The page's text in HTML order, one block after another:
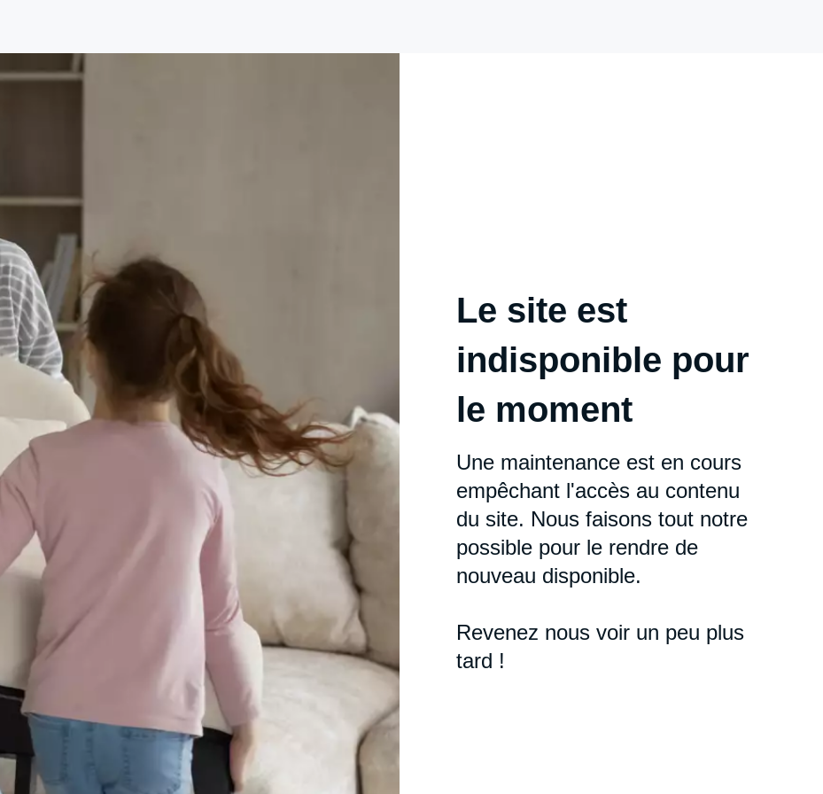
Le site est
indisponible pour
le moment
Une maintenance est en cours
empêchant l'accès au contenu
du site. Nous faisons tout notre
possible pour le rendre de
nouveau disponible.
Revenez nous voir un peu plus
tard !